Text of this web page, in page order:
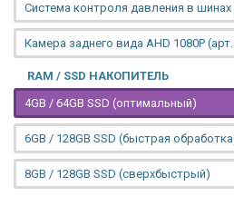
Система контроля давления в шинах
Камера заднего вида AHD 1080P
RAM / SSD НАКОПИТЕЛЬ
4GB / 64GB SSD (оптимальный)
6GB / 128GB SSD (быстрая
8GB / 128GB SSD (сверхбыстрый)